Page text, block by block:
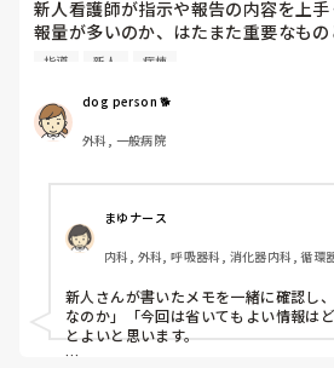
最悪。
いや、集中しろ自分。
その後、特にミスなく退勤
やっぱり看護師には戻れないな。
全部、全部、思い出す。
心臓がギュッとなる。
看護師
看護師…。
新人看護師が指示や報告の内容を上
報量が多いのか、はたまた重要なも
分けができないのか…  肝心な事柄を
示・報告するよう皆で努力しています。
指導 新人 病棟
dog person 🐕
外科, 一般病院
まゆナース
内科, 外科, 呼吸器科, 消化器内科, 循環
新人さんが書いたメモを一緒に確認し
なのか」「今回は省いてもよい情報は
とよいと思います。